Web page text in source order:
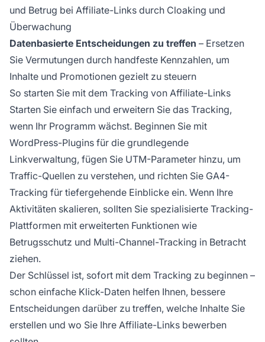
und Betrug bei Affiliate-Links durch Cloaking und
Überwachung
Datenbasierte Entscheidungen zu treffen – Ersetzen
Sie Vermutungen durch handfeste Kennzahlen, um
Inhalte und Promotionen gezielt zu steuern
So starten Sie mit dem Tracking von Affiliate-Links
Starten Sie einfach und erweitern Sie das Tracking,
wenn Ihr Programm wächst. Beginnen Sie mit
WordPress-Plugins für die grundlegende
Linkverwaltung, fügen Sie UTM-Parameter hinzu, um
Traffic-Quellen zu verstehen, und richten Sie GA4-
Tracking für tiefergehende Einblicke ein. Wenn Ihre
Aktivitäten skalieren, sollten Sie spezialisierte Tracking-
Plattformen mit erweiterten Funktionen wie
Betrugsschutz und Multi-Channel-Tracking in Betracht
ziehen.
Der Schlüssel ist, sofort mit dem Tracking zu beginnen –
schon einfache Klick-Daten helfen Ihnen, bessere
Entscheidungen darüber zu treffen, welche Inhalte Sie
erstellen und wo Sie Ihre Affiliate-Links bewerben